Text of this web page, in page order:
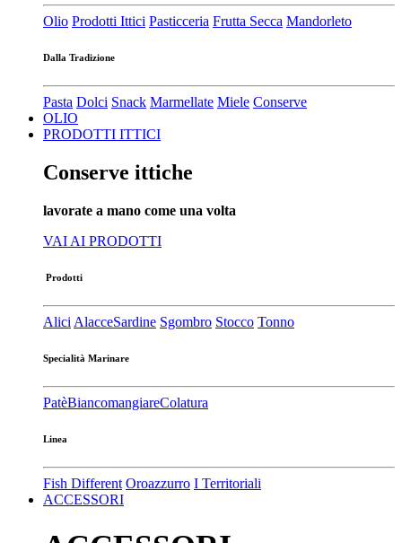
Olio Prodotti Ittici Pasticceria Frutta Secca Mandorleto
Dalla Tradizione
Pasta Dolci Snack Marmellate Miele Conserve
OLIO
PRODOTTI ITTICI
Conserve ittiche
lavorate a mano come una volta
VAI AI PRODOTTI
Prodotti
Alici AlacceSardine Sgombro Stocco Tonno
Specialità Marinare
Patè​BiancomangiareColatura
Linea
Fish Different Oroazzurro I Territoriali
ACCESSORI